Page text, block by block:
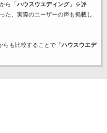
ら「 ハウスウエディング」を評
た、実際のユーザーの声も掲載し
らも比較することで「 ハウスウエデ